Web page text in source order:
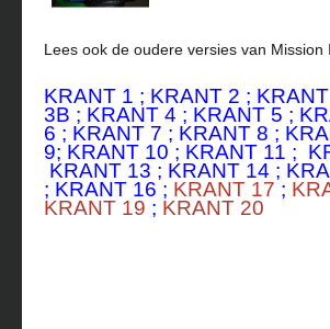
Lees ook de oudere versies van Mission
KRANT 1 ; KRANT 2 ;
3B ; KRANT 4 ; KRANT 5 ;
6 ; KRANT 7 ; KRANT 8 ;
9; KRANT 10 ; KRANT 11 ;
KRANT 13 ; KRANT 14 ;
; KRANT 16 ; KRANT 17 ;
KRANT 19 ; KRANT 20